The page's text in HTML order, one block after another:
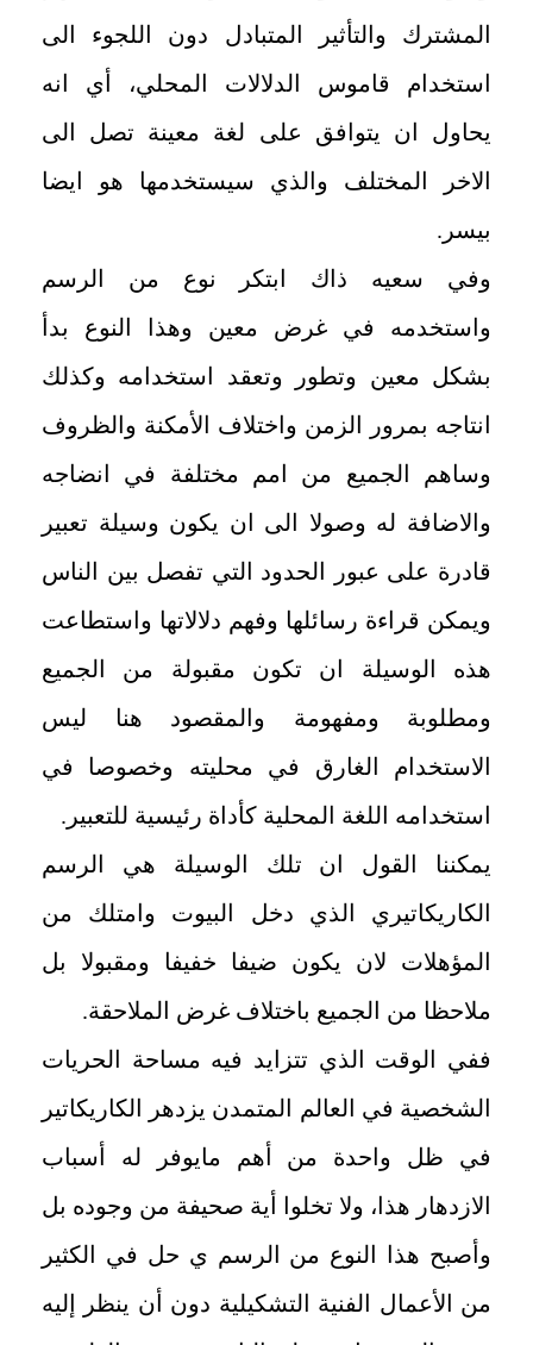
المشترك والتأثير المتبادل دون اللجوء الى
استخدام قاموس الدلالات المحلي، أي انه
يحاول ان يتوافق على لغة معينة تصل الى
الاخر المختلف والذي سيستخدمها هو ايضا
بيسر.
وفي سعيه ذاك ابتكر نوع من الرسم
واستخدمه في غرض معين وهذا النوع بدأ
بشكل معين وتطور وتعقد استخدامه وكذلك
انتاجه بمرور الزمن واختلاف الأمكنة والظروف
وساهم الجميع من امم مختلفة في انضاجه
والاضافة له وصولا الى ان يكون وسيلة تعبير
قادرة على عبور الحدود التي تفصل بين الناس
ويمكن قراءة رسائلها وفهم دلالاتها واستطاعت
هذه الوسيلة ان تكون مقبولة من الجميع
ومطلوبة ومفهومة والمقصود هنا ليس
الاستخدام الغارق في محليته وخصوصا في
استخدامه اللغة المحلية كأداة رئيسية للتعبير.
يمكننا القول ان تلك الوسيلة هي الرسم
الكاريكاتيري الذي دخل البيوت وامتلك من
المؤهلات لان يكون ضيفا خفيفا ومقبولا بل
ملاحظا من الجميع باختلاف غرض الملاحقة.
ففي الوقت الذي تتزايد فيه مساحة الحريات
الشخصية في العالم المتمدن يزدهر الكاريكاتير
في ظل واحدة من أهم مايوفر له أسباب
الازدهار هذا، ولا تخلوا أية صحيفة من وجوده بل
وأصبح هذا النوع من الرسم ي حل في الكثير
من الأعمال الفنية التشكيلية دون أن ينظر إليه